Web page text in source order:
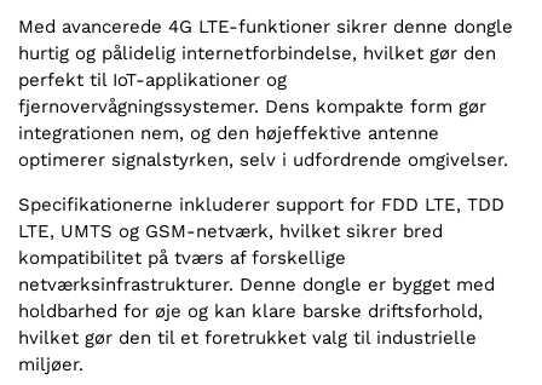
Med avancerede 4G LTE-funktioner sikrer denne dongle
hurtig og pålidelig internetforbindelse, hvilket gør den
perfekt til IoT-applikationer og
fjernovervågningssystemer. Dens kompakte form gør
integrationen nem, og den højeffektive antenne
optimerer signalstyrken, selv i udfordrende omgivelser.
Specifikationerne inkluderer support for FDD LTE, TDD
LTE, UMTS og GSM-netværk, hvilket sikrer bred
kompatibilitet på tværs af forskellige
netværksinfrastrukturer. Denne dongle er bygget med
holdbarhed for øje og kan klare barske driftsforhold,
hvilket gør den til et foretrukket valg til industrielle
miljøer.